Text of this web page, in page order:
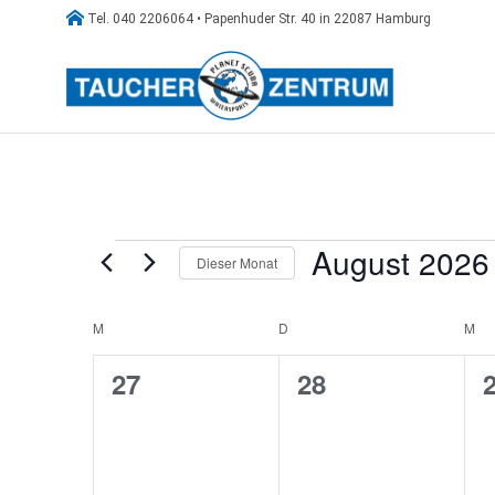
 Tel. 040 2206064 • Papenhuder Str. 40 in 22087 Hamburg
Veranstaltungen
Dieser Monat August 2026
Kalender
von
M D M
0
27
0
28
0